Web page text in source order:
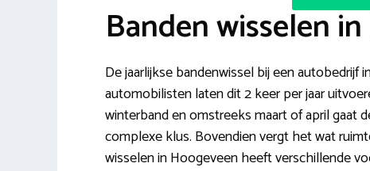
Banden wisselen
De jaarlijkse bandenwissel bij een autobedrijf
automobilisten laten dit 2 keer per jaar
winterband en omstreeks maart of april gaat
complexe klus. Bovendien vergt het wat
wisselen in Hoogeveen heeft verschillende